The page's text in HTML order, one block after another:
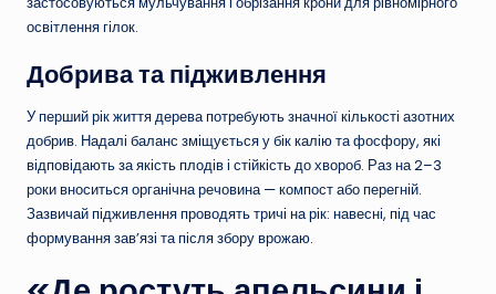
освітлення гілок.
Добрива та підживлення
У перший рік життя дерева потребують значної кількості азотних
добрив. Надалі баланс зміщується у бік калію та фосфору, які
відповідають за якість плодів і стійкість до хвороб. Раз на 2–3
роки вноситься органічна речовина — компост або перегній.
Зазвичай підживлення проводять тричі на рік: навесні, під час
формування зав’язі та після збору врожаю.